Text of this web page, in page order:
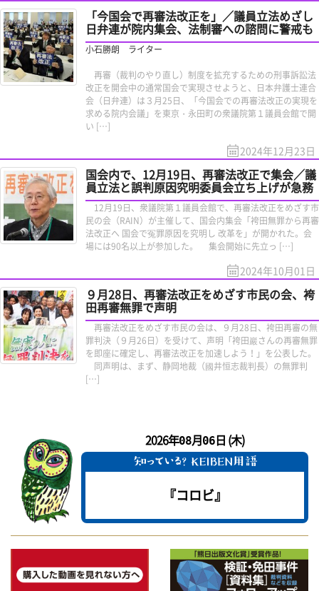
「今国会で再審法改正を」／議員立法めざし
日弁連が院内集会、法制審への諮問に警戒も
小石勝朗 ライター
再審（裁判のやり直し）制度を拡充するための刑事訴訟法
改正を開会中の通常国会で実現させようと、日本弁護士連合
会（日弁連）は３月25日、「今国会での再審法改正の実現を
求める院内会議」を東京・永田町の衆議院第１議員会館で開
い […]
2024年12月23日
国会内で、12月19日、再審法改正で集会／議
員立法と誤判原因究明委員会立ち上げが急務
12月19日、衆議院第１議員会館で、再審法改正をめざす市
民の会（RAIN）が主催して、国会内集会「袴田無罪から再審
法改正へ 国会で冤罪原因を究明し 改革を」が開かれた。会
場には90名以上が参加した。 集会開始に先立っ […]
2024年10月01日
９月28日、再審法改正をめざす市民の会、袴
田再審無罪で声明
再審法改正をめざす市民の会は、９月28日、袴田再審の無
罪判決（９月26日）を受けて、声明「袴田巖さんの再審無罪
を即座に確定し、再審法改正を加速しよう！」を公表した。
同声明は、まず、静岡地裁（國井恒志裁判長）の無罪判
[…]
2026年08月06日 (木)
『コロビ』